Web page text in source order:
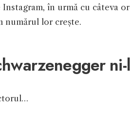
în urmă cu câteva
numărul lor crește.